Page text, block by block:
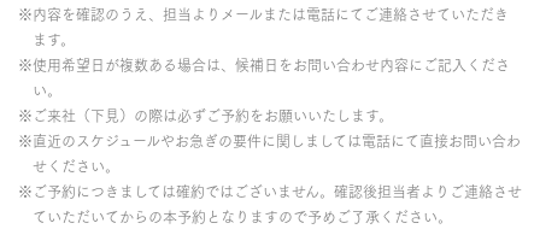
※内容を確認のうえ、担当よりメールまたは電話にてご連絡させていただき
ます。
※使用希望日が複数ある場合は、候補日をお問い合わせ内容にご記入くださ
い。
※ご来社（下見）の際は必ずご予約をお願いいたします。
※直近のスケジュールやお急ぎの要件に関しましては電話にて直接お問い合わ
せください。
※ご予約につきましては確約ではございません。確認後担当者よりご連絡させ
ていただいてからの本予約となりますので予めご了承ください。